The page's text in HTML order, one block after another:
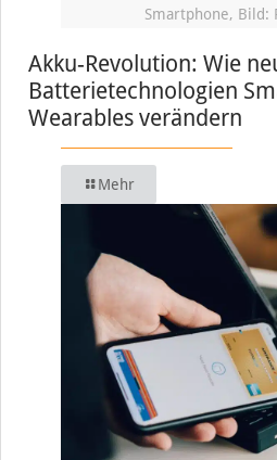
Smartphone, Bild:
Akku-Revolution: Wie
Batterietechnologien
Wearables verändern
Mehr